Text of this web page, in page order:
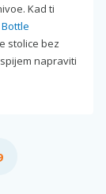
Kad ti
stolice bez
napraviti